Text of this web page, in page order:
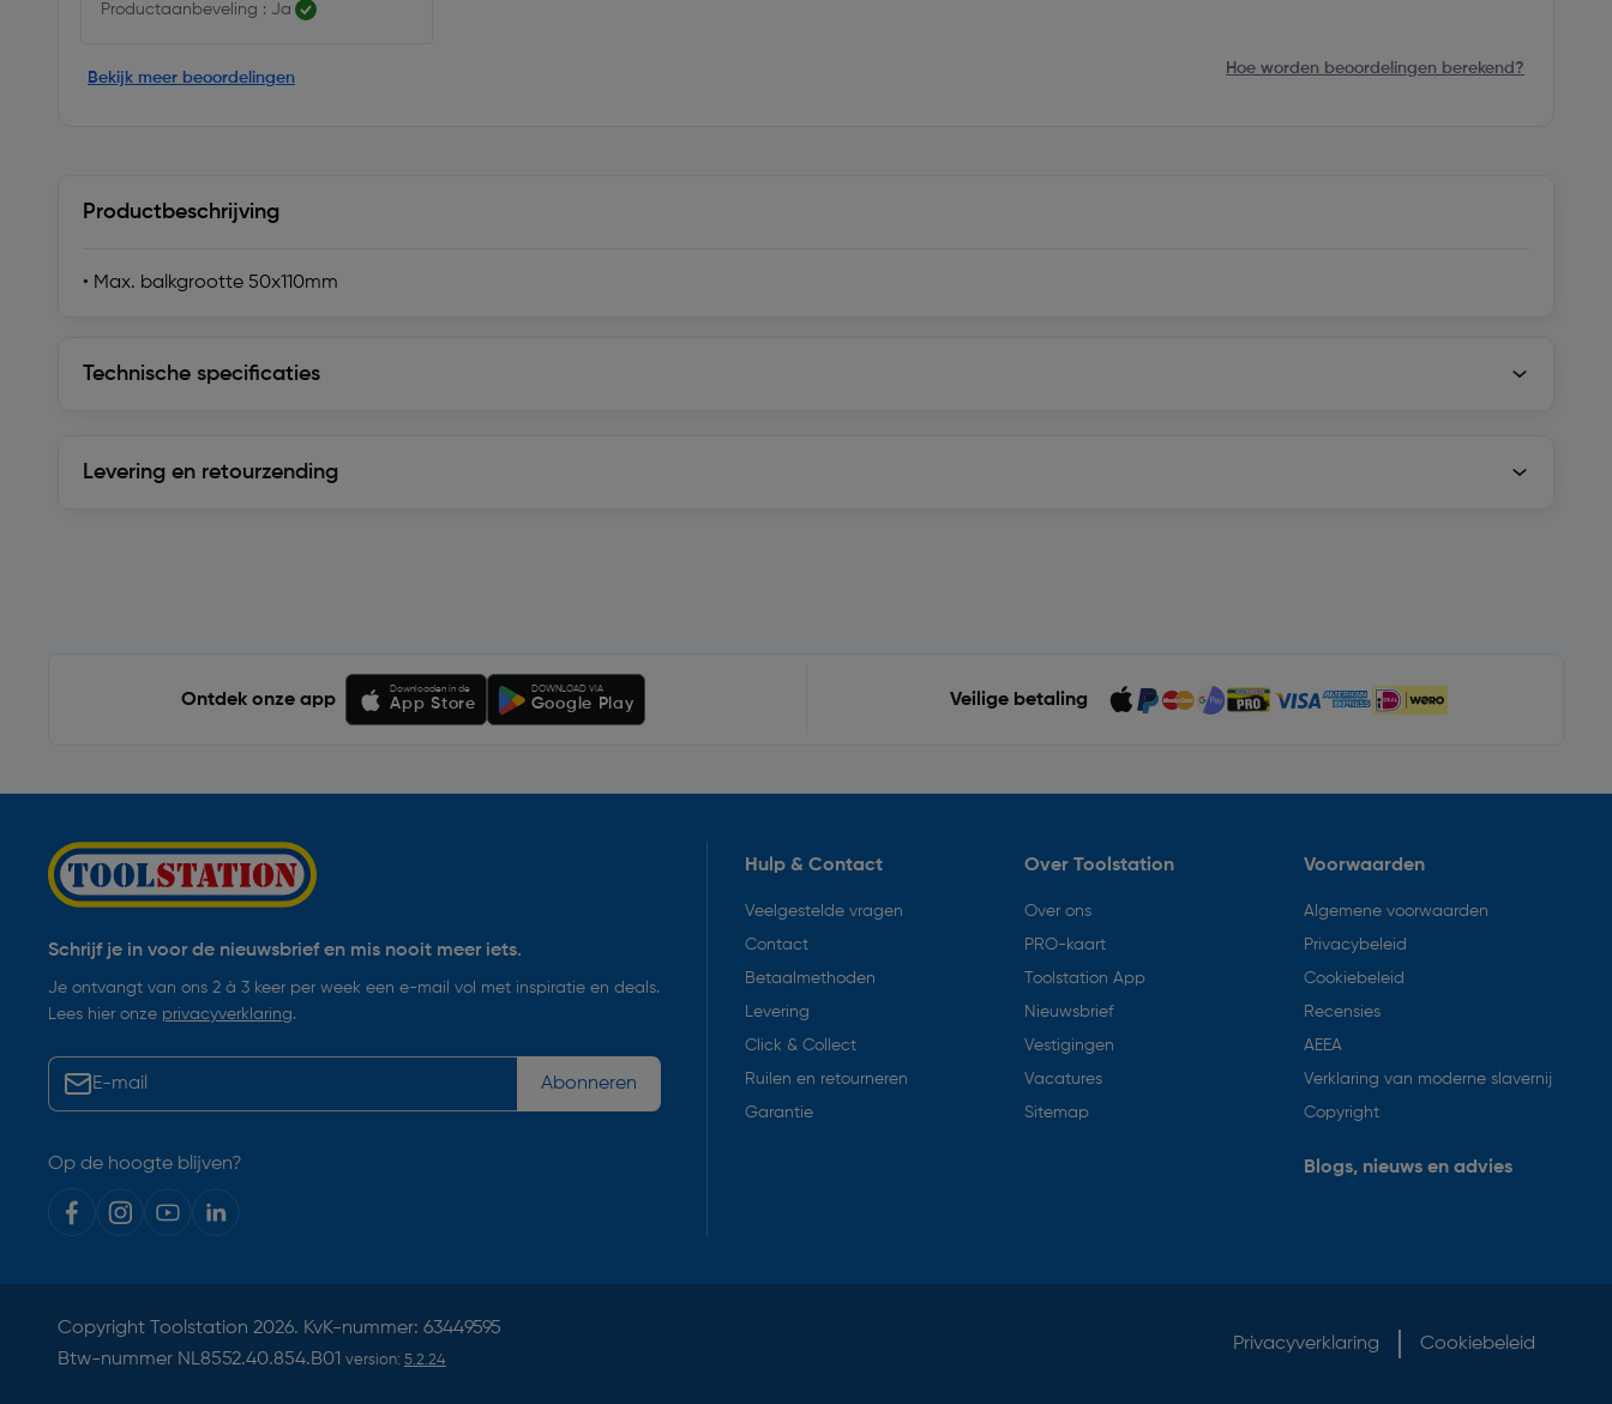
Productaanbeveling : Ja
Bekijk meer beoordelingen
Hoe worden beoordelingen berekend?
Productbeschrijving
• Max. balkgrootte 50x110mm
Technische specificaties
Levering en retourzending
Ontdek onze app
Downloaden in de
App Store
DOWNLOAD VIA
Google Play Veilige betaling
Schrijf je in voor de nieuwsbrief en mis nooit meer iets.
Je ontvangt van ons 2 à 3 keer per week een e-mail vol met inspiratie en deals.
Lees hier onze privacyverklaring.
Abonneren
Op de hoogte blijven?
Hulp & Contact
Veelgestelde vragen
Contact
Betaalmethoden
Levering
Click & Collect
Ruilen en retourneren
Garantie
Over Toolstation
Over ons
PRO-kaart
Toolstation App
Nieuwsbrief
Vestigingen
Vacatures
Sitemap
Voorwaarden
Algemene voorwaarden
Privacybeleid
Cookiebeleid
Recensies
AEEA
Verklaring van moderne slavernij
Copyright
Blogs, nieuws en advies
Copyright Toolstation 2026. KvK-nummer: 63449595
Btw-nummer NL8552.40.854.B01 version: 5.2.24
Privacyverklaring Cookiebeleid